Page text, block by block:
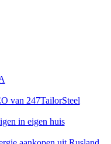
van 247TailorSteel
in eigen huis